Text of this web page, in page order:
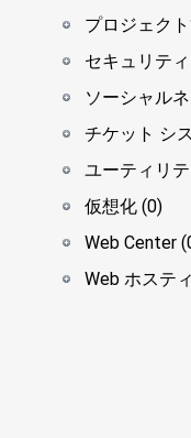
プロジェク
セキュリテ
ソーシャル
チケット シ
ユーティリ
仮想化 (0)
Web Center
Web ホステ